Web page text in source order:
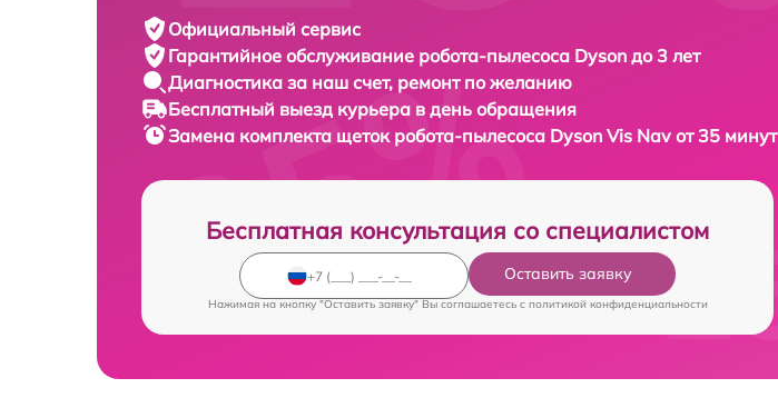
Официальный сервис
Гарантийное обслуживание робота-пылесоса Dyson до 3 лет
Диагностика за наш счет, ремонт по желанию
Бесплатный выезд курьера в день обращения
Замена комплекта щеток робота-пылесоса Dyson Vis Nav от 35 минут
Бесплатная консультация со специалистом
Оставить заявку
Нажимая на кнопку "Оставить заявку" Вы соглашаетесь c политикой конфиденциальности